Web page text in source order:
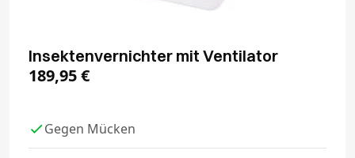
Insektenvernichter mit Ventilator
189,95€
Gegen Mücken